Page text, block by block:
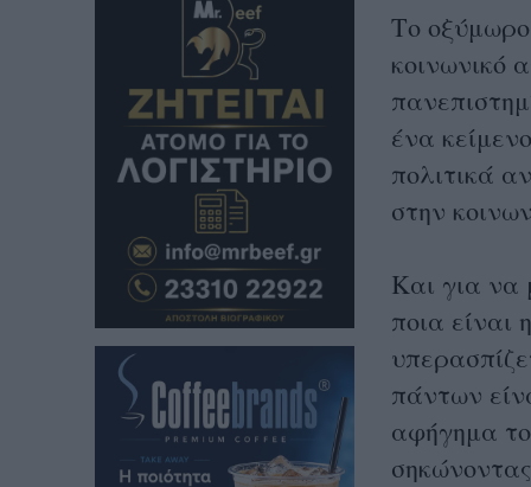
Το οξύμωρο
κοινωνικό
ένα
πολιτικά
στην
Και για να
ποια είναι
πάντων
αφήγημα